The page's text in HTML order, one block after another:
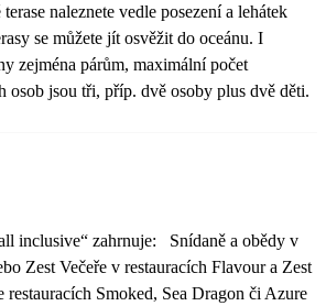
naleznete vedle posezení a lehátek
se můžete jít osvěžit do oceánu. I
zejména párům, maximální počet
osob jsou tři, příp. dvě osoby plus dvě děti.
inclusive“ zahrnuje: Snídaně a obědy v
Zest Večeře v restauracích Flavour a Zest
restauracích Smoked, Sea Dragon či Azure